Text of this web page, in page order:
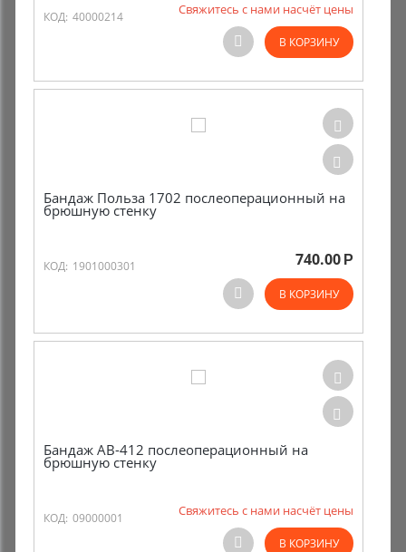
КОД: 40000214 Свяжитесь с нами насчёт цены
В КОРЗИНУ
Бандаж Польза 1702 послеоперационный на
брюшную стенку
КОД: 1901000301 740.00 Р
В КОРЗИНУ
Бандаж AB-412 послеоперационный на
брюшную стенку
КОД: 09000001 Свяжитесь с нами насчёт цены
В КОРЗИНУ